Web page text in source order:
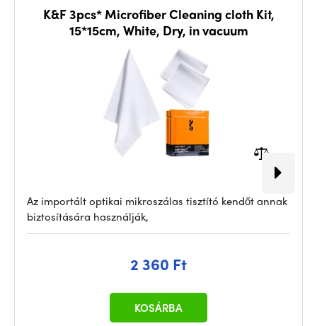
K&F 3pcs* Microfiber Cleaning cloth Kit,
15*15cm, White, Dry, in vacuum
Az importált optikai mikroszálas tisztító kendőt annak
biztosítására használják,
2 360 Ft
KOSÁRBA